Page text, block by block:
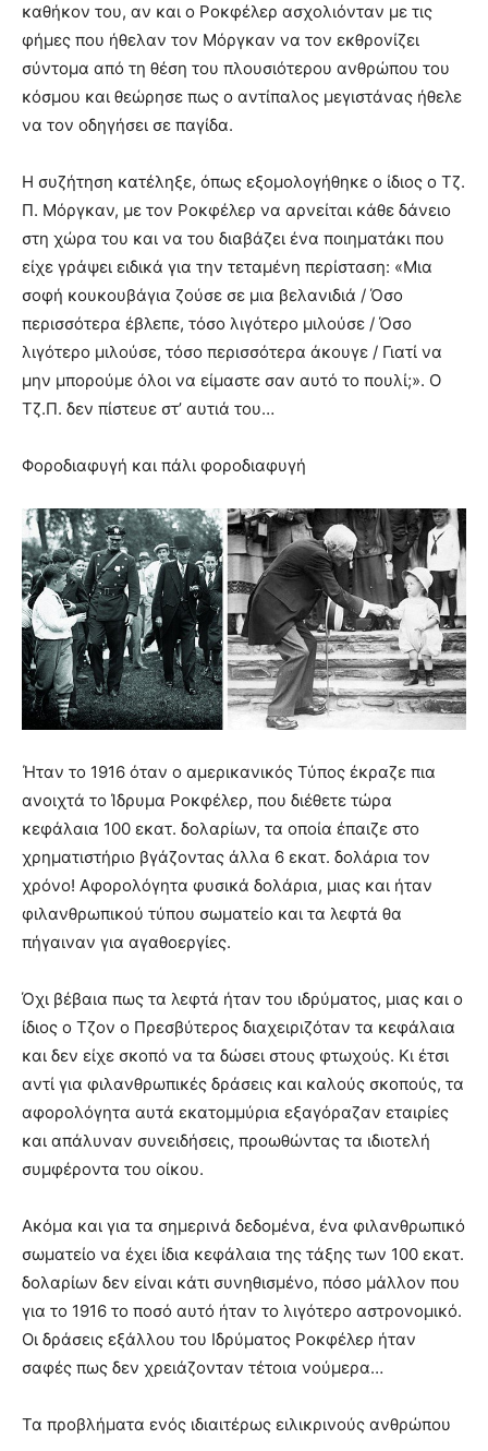
καθήκον του, αν και ο Ροκφέλερ ασχολιόνταν με τις
φήμες που ήθελαν τον Μόργκαν να τον εκθρονίζει
σύντομα από τη θέση του πλουσιότερου ανθρώπου του
κόσμου και θεώρησε πως ο αντίπαλος μεγιστάνας ήθελε
να τον οδηγήσει σε παγίδα.
Η συζήτηση κατέληξε, όπως εξομολογήθηκε ο ίδιος ο Τζ.
Π. Μόργκαν, με τον Ροκφέλερ να αρνείται κάθε δάνειο
στη χώρα του και να του διαβάζει ένα ποιηματάκι που
είχε γράψει ειδικά για την τεταμένη περίσταση: «Μια
σοφή κουκουβάγια ζούσε σε μια βελανιδιά / Όσο
περισσότερα έβλεπε, τόσο λιγότερο μιλούσε / Όσο
λιγότερο μιλούσε, τόσο περισσότερα άκουγε / Γιατί να
μην μπορούμε όλοι να είμαστε σαν αυτό το πουλί;». Ο
Τζ.Π. δεν πίστευε στ’ αυτιά του…
Φοροδιαφυγή και πάλι φοροδιαφυγή
Ήταν το 1916 όταν ο αμερικανικός Τύπος έκραζε πια
ανοιχτά το Ίδρυμα Ροκφέλερ, που διέθετε τώρα
κεφάλαια 100 εκατ. δολαρίων, τα οποία έπαιζε στο
χρηματιστήριο βγάζοντας άλλα 6 εκατ. δολάρια τον
χρόνο! Αφορολόγητα φυσικά δολάρια, μιας και ήταν
φιλανθρωπικού τύπου σωματείο και τα λεφτά θα
πήγαιναν για αγαθοεργίες.
Όχι βέβαια πως τα λεφτά ήταν του ιδρύματος, μιας και ο
ίδιος ο Τζον ο Πρεσβύτερος διαχειριζόταν τα κεφάλαια
και δεν είχε σκοπό να τα δώσει στους φτωχούς. Κι έτσι
αντί για φιλανθρωπικές δράσεις και καλούς σκοπούς, τα
αφορολόγητα αυτά εκατομμύρια εξαγόραζαν εταιρίες
και απάλυναν συνειδήσεις, προωθώντας τα ιδιοτελή
συμφέροντα του οίκου.
Ακόμα και για τα σημερινά δεδομένα, ένα φιλανθρωπικό
σωματείο να έχει ίδια κεφάλαια της τάξης των 100 εκατ.
δολαρίων δεν είναι κάτι συνηθισμένο, πόσο μάλλον που
για το 1916 το ποσό αυτό ήταν το λιγότερο αστρονομικό.
Οι δράσεις εξάλλου του Ιδρύματος Ροκφέλερ ήταν
σαφές πως δεν χρειάζονταν τέτοια νούμερα…
Τα προβλήματα ενός ιδιαιτέρως ειλικρινούς ανθρώπου